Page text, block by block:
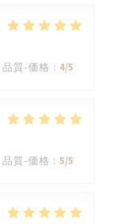
品質-価格 : 4/5
品質-価格 : 5/5